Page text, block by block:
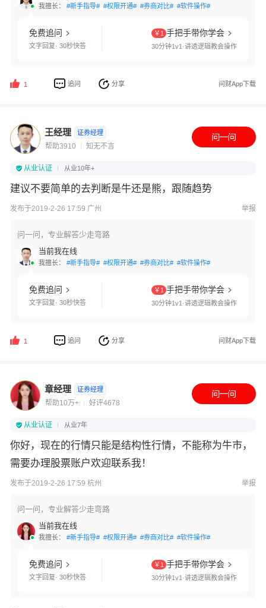
我擅长： #新手指导# #权限开通# #券商对比# #软件操作#
免费追问
文字回复· 30秒快答
￥1 手把手带你学会
30分钟1v1·讲透逻辑教会操作
1 追问 分享 问财App下载
王经理 证券经理
帮助3910 知无不言
从业认证 从业10年+
建议不要简单的去判断是牛还是熊，跟随趋势
发布于2019-2-26 17:59 广州 举报
问一问，专业解答少走弯路
当前我在线
我擅长： #新手指导# #权限开通# #券商对比# #软件操作#
免费追问
文字回复· 30秒快答
￥1 手把手带你学会
30分钟1v1·讲透逻辑教会操作
1 追问 分享 问财App下载
章经理 证券经理
帮助10万+ 好评4678
从业认证 从业7年
你好，现在的行情只能是结构性行情，不能称为牛市，
需要办理股票账户欢迎联系我！
发布于2019-2-26 17:59 杭州 举报
问一问，专业解答少走弯路
当前我在线
我擅长： #新手指导# #权限开通# #券商对比# #软件操作#
免费追问
文字回复· 30秒快答
￥1 手把手带你学会
30分钟1v1·讲透逻辑教会操作